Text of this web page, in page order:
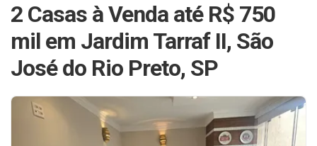
2 Casas à Venda até R$ 750
mil em Jardim Tarraf II, São
José do Rio Preto, SP